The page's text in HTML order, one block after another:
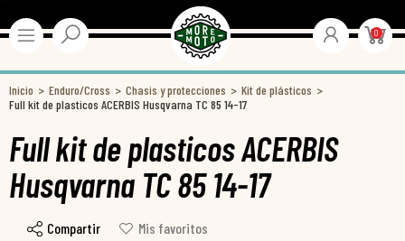
0
Inicio Enduro/Cross Chasis y protecciones
Kit de plásticos
Full kit de plasticos ACERBIS Husqvarna TC 85 14-17
Full kit de plasticos ACERBIS
Husqvarna TC 85 14-17
Compartir
Mis favoritos